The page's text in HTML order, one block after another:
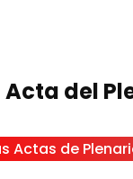
del
Actas de